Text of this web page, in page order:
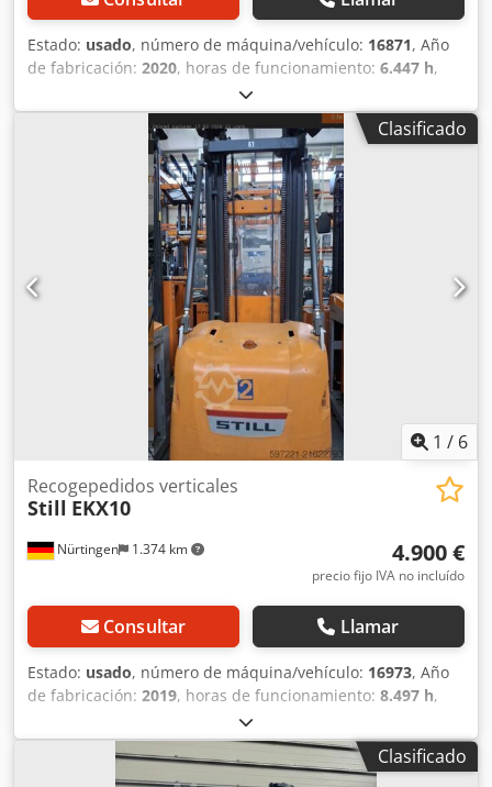
Estado: usado, número de máquina/vehículo: 16871, Año
de fabricación: 2020, horas de funcionamiento: 6.447 h,
2.000 kg, altura de elevación:
mm, centro de carga:1.200 mm, tipo de combustible:
, tipo de mástil:Simplex, altura de construcción:
, voltaje de la batería:24 V , longitud de la
1.150 mm, peso total:1.602 kg, 5077217
Número de serie: F21080X00057 Dcodpfoym Hx Eex Alfok
Especificaciones de la batería: 24 V, 4PZM, 620 Ah, fecha
de fabricación: 2019.
Clasificado
1 / 6
Nürtingen 1.374 km
Recogepedidos verticales
Still EKX10
4.900 €
precio fijo IVA no incluído
Consultar Llamar
Estado: usado, número de máquina/vehículo: 16973, Año
de fabricación: 2019, horas de funcionamiento: 8.497 h,
1.000 kg, altura de elevación:
mm, centro de carga:600 mm, tipo de combustible:
, tipo de mástil:Simplex, altura de construcción:
Clasificado